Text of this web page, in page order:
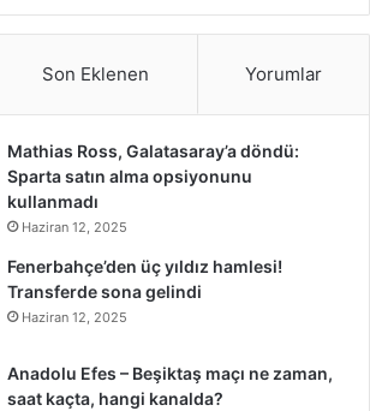
Son Eklenen Yorumlar
Mathias Ross, Galatasaray’a döndü:
Sparta satın alma opsiyonunu
kullanmadı
Haziran 12, 2025
Fenerbahçe’den üç yıldız hamlesi!
Transferde sona gelindi
Haziran 12, 2025
Anadolu Efes – Beşiktaş maçı ne zaman,
saat kaçta, hangi kanalda?